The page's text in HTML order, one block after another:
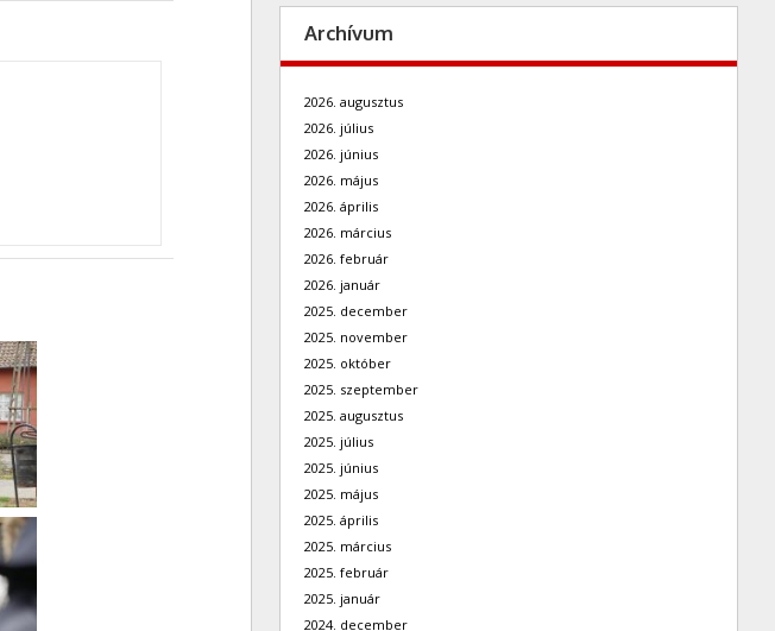
Archívum
2026. augusztus
2026. július
2026. június
2026. május
2026. április
2026. március
2026. február
2026. január
2025. december
2025. november
2025. október
2025. szeptember
2025. augusztus
2025. július
2025. június
2025. május
2025. április
2025. március
2025. február
2025. január
2024. december